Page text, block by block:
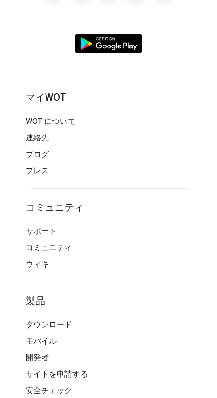
マイWOT
WOT について
連絡先
ブログ
プレス
コミュニティ
サポート
コミュニティ
ウィキ
製品
ダウンロード
モバイル
開発者
サイトを申請する
安全チェック